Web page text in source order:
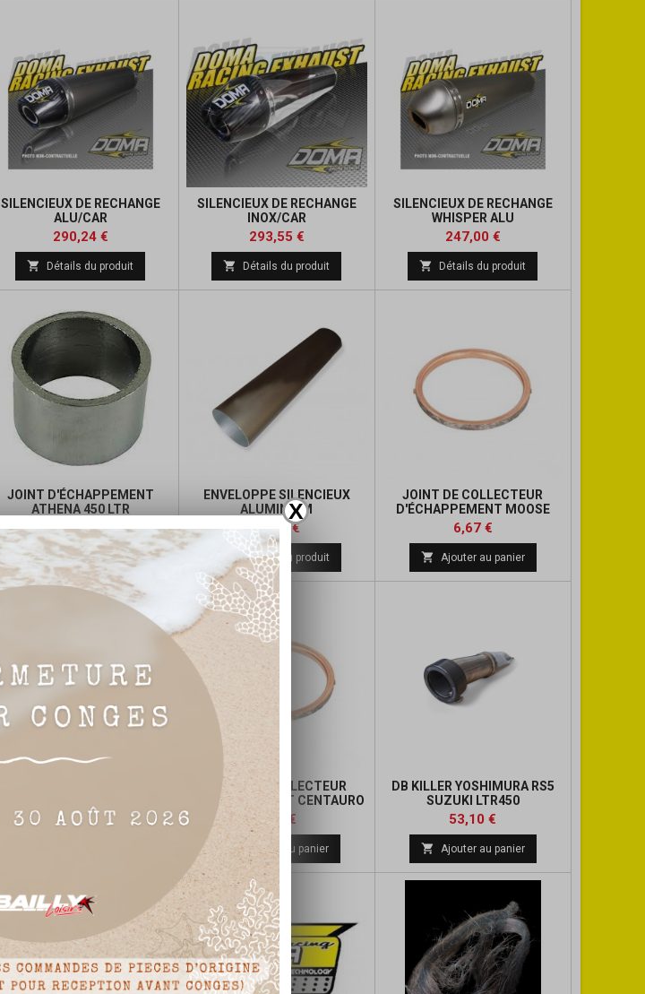
X
SILENCIEUX DE RECHANGE
ALU/CAR
Prix
290,24 €Prix
de
base
 Détails du produit
SILENCIEUX DE RECHANGE
INOX/CAR
Prix
293,55 €Prix
de
base
 Détails du produit
SILENCIEUX DE RECHANGE
WHISPER ALU
Prix
247,00 €Prix
de
base
 Détails du produit
JOINT D'ÉCHAPPEMENT
ATHENA 450 LTR
Prix
5,92 €Prix
de
base
 Ajouter au panier
ENVELOPPE SILENCIEUX
ALUMINIUM
Prix
67,50 €
base
 Détails du produit
JOINT DE COLLECTEUR
D'ÉCHAPPEMENT MOOSE
Prix
6,67 €Prix
base
 Ajouter au panier
Prix
68,00 €Prix
JOINT DE COLLECTEUR
D'ÉCHAPPEMENT CENTAURO
Prix
9,02 €Prix
base
 Ajouter au panier
DB KILLER YOSHIMURA RS5
SUZUKI LTR450
Prix
53,10 €
base
 Ajouter au panier